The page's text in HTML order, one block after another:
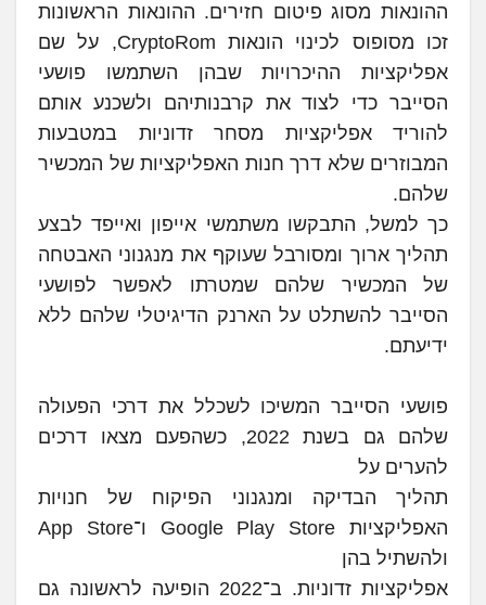
ההונאות מסוג פיטום חזירים. ההונאות הראשונות
זכו מסופוס לכינוי הונאות CryptoRom, על שם
אפליקציות ההיכרויות שבהן השתמשו פושעי
הסייבר כדי לצוד את קרבנותיהם ולשכנע אותם
להוריד אפליקציות מסחר זדוניות במטבעות
המבוזרים שלא דרך חנות האפליקציות של המכשיר
שלהם.
כך למשל, התבקשו משתמשי אייפון ואייפד לבצע
תהליך ארוך ומסורבל שעוקף את מנגנוני האבטחה
של המכשיר שלהם שמטרתו לאפשר לפושעי
הסייבר להשתלט על הארנק הדיגיטלי שלהם ללא
ידיעתם.
פושעי הסייבר המשיכו לשכלל את דרכי הפעולה
שלהם גם בשנת 2022, כשהפעם מצאו דרכים
להערים על
תהליך הבדיקה ומנגנוני הפיקוח של חנויות
האפליקציות Google Play Store ו־App Store
ולהשתיל בהן
אפליקציות זדוניות. ב־2022 הופיעה לראשונה גם